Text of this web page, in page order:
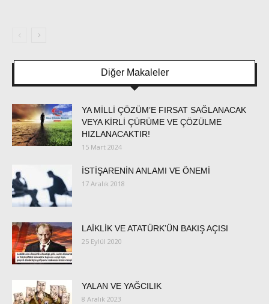
Diğer Makaleler
YA MİLLİ ÇÖZÜM’E FIRSAT SAĞLANACAK
VEYA KİRLİ ÇÜRÜME VE ÇÖZÜLME
HIZLANACAKTIR!
15 Mart 2024
İSTİŞARENİN ANLAMI VE ÖNEMİ
17 Aralık 2018
LAİKLİK VE ATATÜRK’ÜN BAKIŞ AÇISI
25 Eylül 2020
YALAN VE YAĞCILIK
8 Aralık 2023